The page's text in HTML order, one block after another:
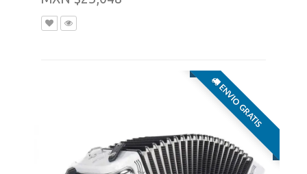
ENVIO GRATIS